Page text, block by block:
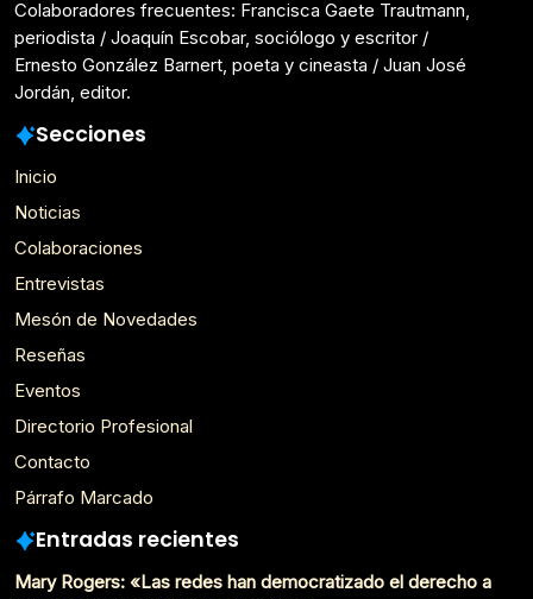
Colaboradores frecuentes: Francisca Gaete Trautmann,
periodista / Joaquín Escobar, sociólogo y escritor /
Ernesto González Barnert, poeta y cineasta / Juan José
Jordán, editor.
Secciones
Inicio
Noticias
Colaboraciones
Entrevistas
Mesón de Novedades
Reseñas
Eventos
Directorio Profesional
Contacto
Párrafo Marcado
Entradas recientes
Mary Rogers: «Las redes han democratizado el derecho a